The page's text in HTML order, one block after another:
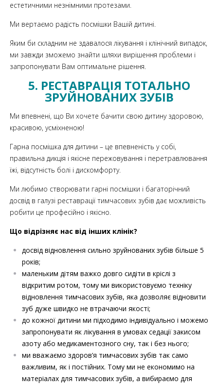
естетичними незнімними протезами.
Ми вертаємо радість посмішки Вашій дитині.
Яким би складним не здавалося лікування і клінічний випадок,
ми завжди зможемо знайти шляхи вирішення проблеми і
запропонувати Вам оптимальне рішення.
5. РЕСТАВРАЦІЯ ТОТАЛЬНО
ЗРУЙНОВАНИХ ЗУБІВ
Ми впевнені, що Ви хочете бачити свою дитину здоровою,
красивою, усміхненою!
Гарна посмішка для дитини – це впевненість у собі,
правильна дикція і якісне пережовування і перетравлювання
їжі, відсутність болі і дискомфорту.
Ми любимо створювати гарні посмішки і багаторічний
досвід в галузі реставрації тимчасових зубів дає можливість
робити це професійно і якісно.
Що відрізняє нас від інших клінік?
досвід відновлення сильно зруйнованих зубів більше 5
років;
маленьким дітям важко довго сидіти в кріслі з
відкритим ротом, тому ми використовуємо техніку
відновлення тимчасових зубів, яка дозволяє відновити
зуб дуже швидко не втрачаючи якості;
до кожної дитини ми підходимо індивідуально і можемо
запропонувати як лікування в умовах седації закисом
азоту або медикаментозного сну, так і без нього;
ми вважаємо здоров’я тимчасових зубів так само
важливим, як і постійних. Тому ми не економимо на
матеріалах для тимчасових зубів, а вибираємо для